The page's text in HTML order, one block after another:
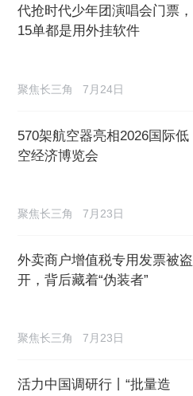
代抢时代少年团演唱会门票，
15单都是用外挂软件
聚焦长三角 7月24日
570架航空器亮相2026国际低
空经济博览会
聚焦长三角 7月23日
外卖商户增值税专用发票被盗
开，背后藏着“伪装者”
聚焦长三角 7月23日
活力中国调研行丨“批量造